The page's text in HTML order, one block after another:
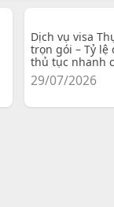
Dịch vụ visa
trọn gói – Tỷ lệ
thủ tục nhanh
29/07/2026